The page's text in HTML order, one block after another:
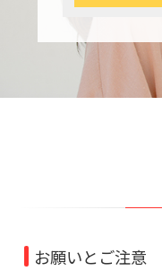
お願いとご注意